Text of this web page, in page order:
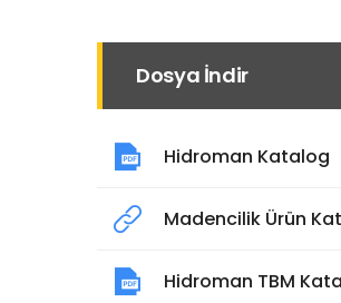
Dosya İndir
Hidroman Katalog
Madencilik Ürün
Hidroman TBM